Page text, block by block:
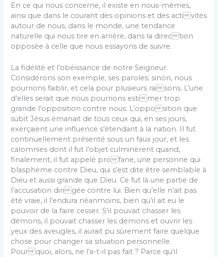
En ce qui nous concerne, il existe en nous-mêmes,
ainsi que dans le courant des opinions et des activités
autour de nous, dans le monde, une tendance
naturelle qui nous tire en arrière, dans la direction
opposée à celle que nous essayons de suivre.
La fidélité et l’obéissance de notre Seigneur.
Considérons son exemple, ses paroles; sinon, nous
pourrions faiblir, et cela pour plusieurs raisons. L’une
d’elles serait que nous pourrions estimer trop
grande l’opposition contre nous. L’opposition que
subit Jésus émanait de tous ceux qui, en ses jours,
exerçaient une influence s’étendant à la nation. Il fut
continuellement présenté sous un faux jour, et les
calomnies dont il fut l’objet culminèrent quand,
finalement, il fut appelé profane, une personne qui
blasphème contre Dieu, qui s’est dite être semblable à
Dieu et aussi grande que Dieu. Ce fut là une partie de
l’accusation dirigée contre lui. Bien qu’elle n’ait pas
été vraie, il l’endura néanmoins, bien qu’il ait eu le
pouvoir de la faire cesser. S’il pouvait chasser les
démons, il pouvait chasser les démons et ouvrir les
yeux des aveugles, il aurait pu sûrement faire quelque
chose pour changer sa situation personnelle.
Pourquoi, alors, ne l’a-t-il pas fait ? Parce qu’il